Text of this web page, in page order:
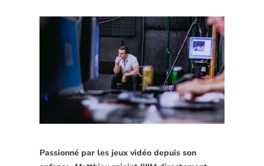
Passionné par les jeux vidéo depuis son